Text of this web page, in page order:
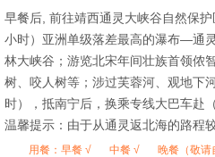
早餐后, 前往靖西通灵大峡谷自然保
小时）亚洲单级落差最高的瀑布―通
林大峡谷；游览北宋年间壮族首领
树、咬人树等；涉过芙蓉河、观地下
时），抵南宁后，换乘专线大巴车赴
温馨提示：由于从通灵返北海的路程
用餐： 早餐 √ 中餐 √
晚餐（敬请